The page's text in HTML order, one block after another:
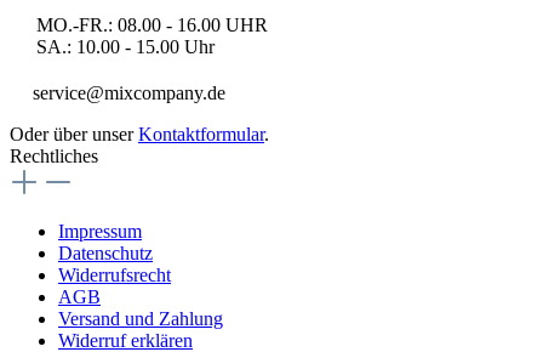
MO.-FR.: 08.00 - 16.00 UHR
SA.: 10.00 - 15.00 Uhr
service@mixcompany.de
Oder über unserKontaktformular.
Rechtliches
Impressum
Datenschutz
Widerrufsrecht
AGB
Versand und Zahlung
Widerruf erklären